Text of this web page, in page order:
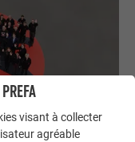
visant à collecter
agréable